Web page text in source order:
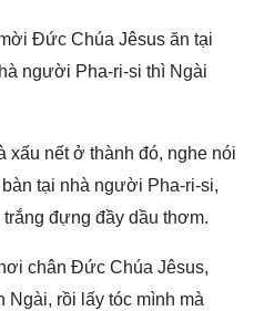
Đức Chúa Jêsus ăn tại
người Pha-ri-si thì Ngài
xấu nết ở thành đó, nghe nói
tại nhà người Pha-ri-si,
đựng đầy dầu thơm.
chân Đức Chúa Jêsus,
Ngài, rồi lấy tóc mình mà